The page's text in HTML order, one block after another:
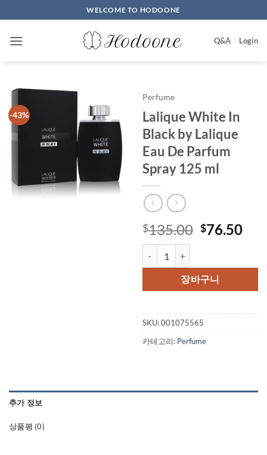
to
content
WELCOME TO HODOONE
Q&A Login
-43%
Perfume
Lalique White In
Black by Lalique
Eau De Parfum
Spray 125 ml
$135.00 원
격:
$135.00.
$76.50현
격:
장바구니
SKU:001075565
카테고리: Perfume
추가 정보
상품평 (0)